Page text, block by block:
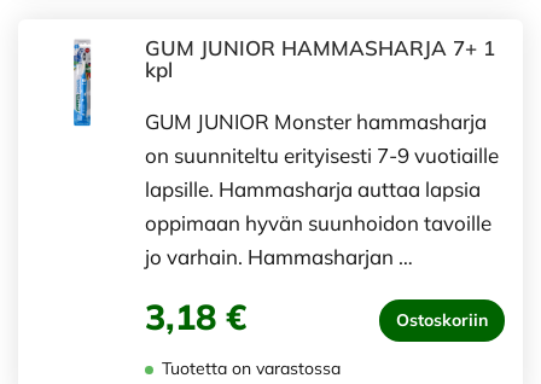
GUM JUNIOR HAMMASHARJA 7+ 1
kpl
GUM JUNIOR Monster hammasharja
on suunniteltu erityisesti 7-9 vuotiaille
lapsille. Hammasharja auttaa lapsia
oppimaan hyvän suunhoidon tavoille
jo varhain. Hammasharjan …
3,18 € Ostoskoriin
Tuotetta on varastossa